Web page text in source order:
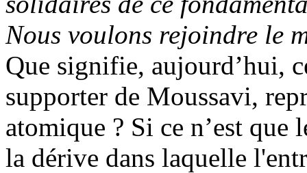
Nous voulons rejoindre le
Que signifie, aujourd’hui,
supporter de Moussavi,
atomique ? Si ce n’est que
la dérive dans laquelle